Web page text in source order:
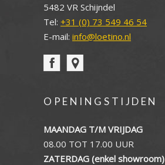
5482 VR Schijndel
Tel: +31 (0) 73 549 46 54
E-mail: info@loetino.nl
OPENINGSTIJDEN
MAANDAG T/M VRIJDAG
08.00 TOT 17.00 UUR
ZATERDAG (enkel showroom)